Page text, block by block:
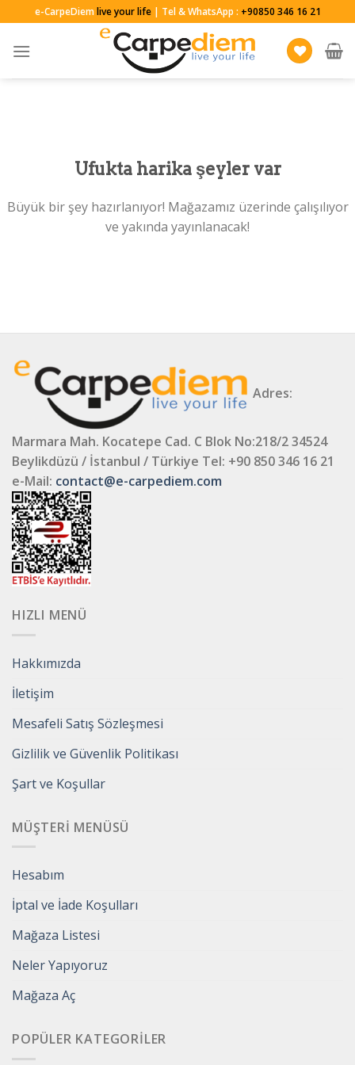
to
content
e-CarpeDiemlive your life| Tel & WhatsApp : +90850 346 16 21
Ufukta harika şeyler var
Büyük bir şey hazırlanıyor! Mağazamız üzerinde çalışılıyor
ve yakında yayınlanacak!
Adres:
Marmara Mah. Kocatepe Cad. C Blok No:218/2 34524
Beylikdüzü / İstanbul / Türkiye Tel: +90 850 346 16 21
e-Mail: contact@e-carpediem.com
HIZLI MENÜ
Hakkımızda
İletişim
Mesafeli Satış Sözleşmesi
Gizlilik ve Güvenlik Politikası
Şart ve Koşullar
MÜŞTERI MENÜSÜ
Hesabım
İptal ve İade Koşulları
Mağaza Listesi
Neler Yapıyoruz
Mağaza Aç
POPÜLER KATEGORILER